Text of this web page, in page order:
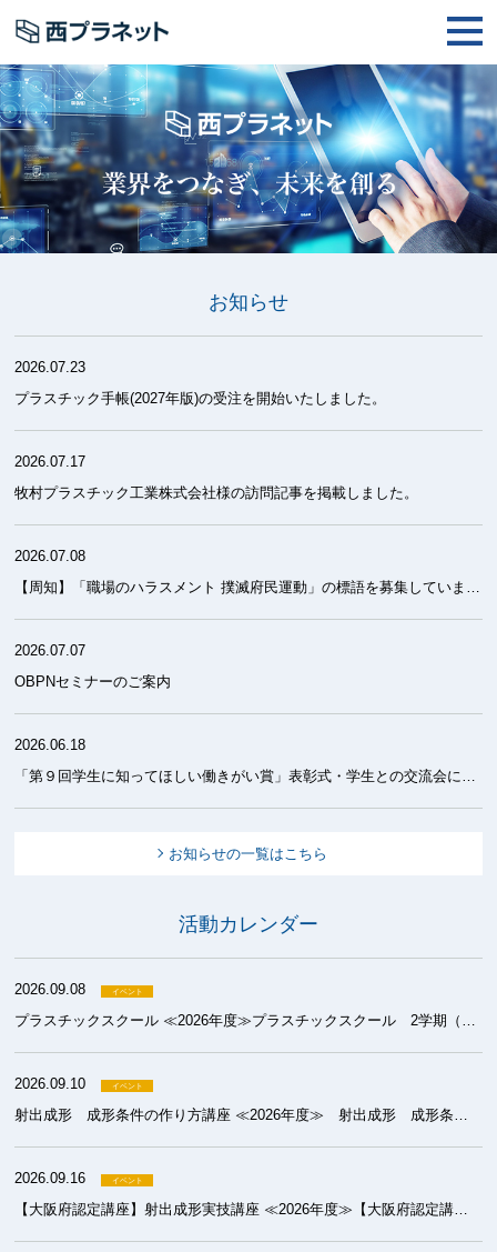
お知らせ
2026.07.23
プラスチック手帳(2027年版)の受注を開始いたしました。
2026.07.17
牧村プラスチック工業株式会社様の訪問記事を掲載しました。
2026.07.08
2026.07.07
OBPNセミナーのご案内
2026.06.18
お知らせの一覧はこちら
活動カレンダー
2026.09.08
プラスチックスクール ≪2026年度≫プラスチックスクール 2学期（成形）
2026.09.10
射出成形 成形条件の作り方講座 ≪2026年度≫ 射出成形 成形条件の作り方講座
2026.09.16
【大阪府認定講座】射出成形実技講座 ≪2026年度≫【大阪府認定講座】射出成形実技講座 基礎コース